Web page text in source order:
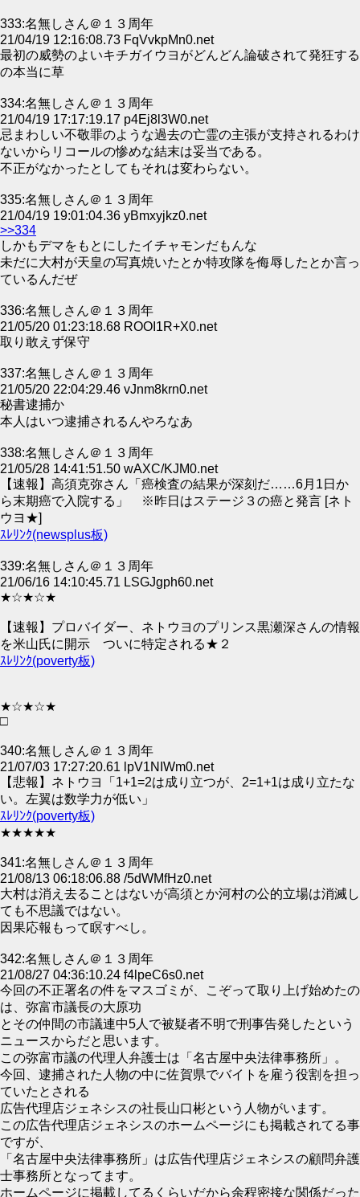
333:名無しさん＠１３周年
21/04/19 12:16:08.73 FqVvkpMn0.net
最初の威勢のよいキチガイウヨがどんどん論破されて発狂する
の本当に草
334:名無しさん＠１３周年
21/04/19 17:17:19.17 p4Ej8l3W0.net
忌まわしい不敬罪のような過去の亡霊の主張が支持されるわけ
ないからリコールの惨めな結末は妥当である。
不正がなかったとしてもそれは変わらない。
335:名無しさん＠１３周年
21/04/19 19:01:04.36 yBmxyjkz0.net
>>334
しかもデマをもとにしたイチャモンだもんな
未だに大村が天皇の写真焼いたとか特攻隊を侮辱したとか言っ
ているんだぜ
336:名無しさん＠１３周年
21/05/20 01:23:18.68 ROOI1R+X0.net
取り敢えず保守
337:名無しさん＠１３周年
21/05/20 22:04:29.46 vJnm8krn0.net
秘書逮捕か
本人はいつ逮捕されるんやろなあ
338:名無しさん＠１３周年
21/05/28 14:41:51.50 wAXC/KJM0.net
【速報】高須克弥さん「癌検査の結果が深刻だ……6月1日か
ら末期癌で入院する」 ※昨日はステージ３の癌と発言 [ネト
ウヨ★]
ｽﾚﾘﾝｸ(newsplus板)
339:名無しさん＠１３周年
21/06/16 14:10:45.71 LSGJgph60.net
★☆★☆★
【速報】プロバイダー、ネトウヨのプリンス黒瀬深さんの情報
を米山氏に開示 ついに特定される★２
ｽﾚﾘﾝｸ(poverty板)
★☆★☆★
□
340:名無しさん＠１３周年
21/07/03 17:27:20.61 lpV1NIWm0.net
【悲報】ネトウヨ「1+1=2は成り立つが、2=1+1は成り立たな
い。左翼は数学力が低い」
ｽﾚﾘﾝｸ(poverty板)
★★★★★
341:名無しさん＠１３周年
21/08/13 06:18:06.88 /5dWMfHz0.net
大村は消え去ることはないが高須とか河村の公的立場は消滅し
ても不思議ではない。
因果応報もって瞑すべし。
342:名無しさん＠１３周年
21/08/27 04:36:10.24 f4lpeC6s0.net
今回の不正署名の件をマスゴミが、こぞって取り上げ始めたの
は、弥富市議長の大原功
とその仲間の市議連中5人で被疑者不明で刑事告発したという
ニュースからだと思います。
この弥富市議の代理人弁護士は「名古屋中央法律事務所」。
今回、逮捕された人物の中に佐賀県でバイトを雇う役割を担っ
ていたとされる
広告代理店ジェネシスの社長山口彬という人物がいます。
この広告代理店ジェネシスのホームページにも掲載されてる事
ですが、
「名古屋中央法律事務所」は広告代理店ジェネシスの顧問弁護
士事務所となってます。
ホームページに掲載してるくらいだから余程密接な関係だった